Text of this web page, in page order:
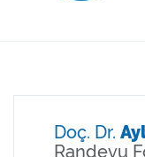
Doç. Dr.
Randevu